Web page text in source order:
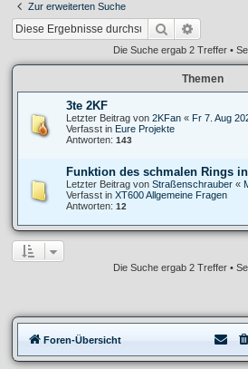
Zur erweiterten Suche
Suche
Die Suche ergab 2 Treffer •
Themen
3te 2KF
Letzter Beitrag von 2KFan « Fr 7. Aug
Verfasst in Eure Projekte
Antworten: 143
Funktion des schmalen Rings
Letzter Beitrag von Straßenschrauber «
Verfasst in XT600 Allgemeine Fragen
Antworten: 12
Die Suche ergab 2 Treffer •
Foren-Übersicht